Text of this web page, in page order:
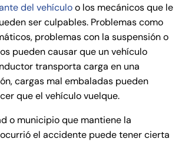
del vehículoo los mecánicos que le
ser culpables. Problemas como
problemas con la suspensión o
pueden causar que un vehículo
transporta carga en una
cargas mal embaladas pueden
que el vehículo vuelque.
o municipio que mantiene la
el accidente puede tener cierta